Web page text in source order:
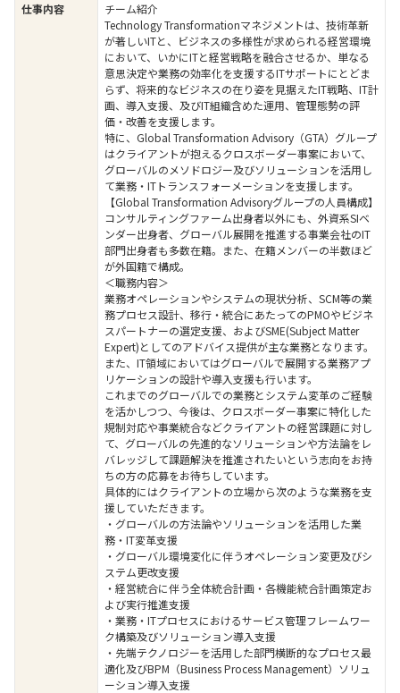
仕事内容
チーム紹介
Technology Transformationマネジメントは、技術革新
が著しいITと、ビジネスの多様性が求められる経営環境
において、いかにITと経営戦略を融合させるか、単なる
意思決定や業務の効率化を支援するITサポートにとどま
らず、将来的なビジネスの在り姿を見据えたIT戦略、IT計
画、導入支援、及びIT組織含めた運用、管理態勢の評
価・改善を支援します。
特に、Global Transformation Advisory（GTA）グループ
はクライアントが抱えるクロスボーダー事案において、
グローバルのメソドロジー及びソリューションを活用し
て業務・ITトランスフォーメーションを支援します。
【Global Transformation Advisoryグループの人員構成】
コンサルティングファーム出身者以外にも、外資系SIベ
ンダー出身者、グローバル展開を推進する事業会社のIT
部門出身者も多数在籍。また、在籍メンバーの半数ほど
が外国籍で構成。
＜職務内容＞
業務オペレーションやシステムの現状分析、SCM等の業
務プロセス設計、移行・統合にあたってのPMOやビジネ
スパートナーの選定支援、およびSME(Subject Matter
Expert)としてのアドバイス提供が主な業務となります。
また、IT領域においてはグローバルで展開する業務アプ
リケーションの設計や導入支援も行います。
これまでのグローバルでの業務とシステム変革のご経験
を活かしつつ、今後は、クロスボーダー事案に特化した
規制対応や事業統合などクライアントの経営課題に対し
て、グローバルの先進的なソリューションや方法論をレ
バレッジして課題解決を推進されたいという志向をお持
ちの方の応募をお待ちしています。
具体的にはクライアントの立場から次のような業務を支
援していただきます。
・グローバルの方法論やソリューションを活用した業
務・IT変革支援
・グローバル環境変化に伴うオペレーション変更及びシ
ステム更改支援
・経営統合に伴う全体統合計画・各機能統合計画策定お
よび実行推進支援
・業務・ITプロセスにおけるサービス管理フレームワー
ク構築及びソリューション導入支援
・先端テクノロジーを活用した部門横断的なプロセス最
適化及びBPM（Business Process Management）ソリュ
ーション導入支援